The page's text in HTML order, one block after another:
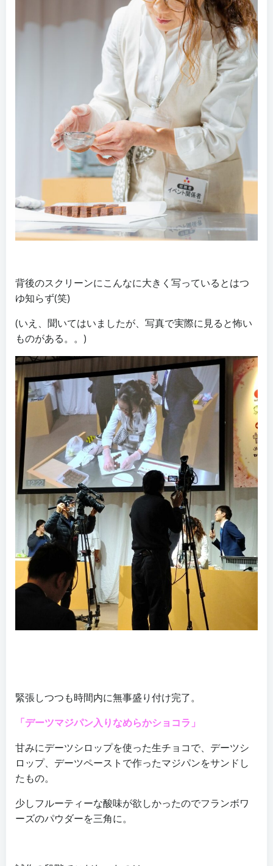
背後のスクリーンにこんなに大きく写っているとはつ
ゆ知らず(笑)
(いえ、聞いてはいましたが、写真で実際に見ると怖い
ものがある。。)
緊張しつつも時間内に無事盛り付け完了。
「デーツマジパン入りなめらかショコラ」
甘みにデーツシロップを使った生チョコで、デーツシ
ロップ、デーツペーストで作ったマジパンをサンドし
たもの。
少しフルーティーな酸味が欲しかったのでフランボワ
ーズのパウダーを三角に。